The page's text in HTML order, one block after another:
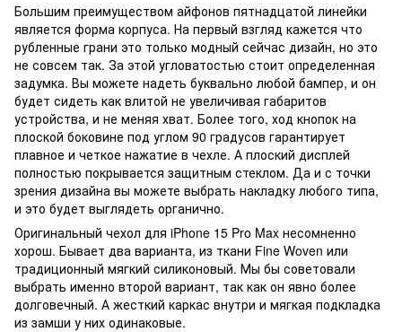
Большим преимуществом айфонов пятнадцатой линейки
является форма корпуса. На первый взгляд кажется что
рубленные грани это только модный сейчас дизайн, но это
не совсем так. За этой угловатостью стоит определенная
задумка. Вы можете надеть буквально любой бампер, и он
будет сидеть как влитой не увеличивая габаритов
устройства, и не меняя хват. Более того, ход кнопок на
плоской боковине под углом 90 градусов гарантирует
плавное и четкое нажатие в чехле. А плоский дисплей
полностью покрывается защитным стеклом. Да и с точки
зрения дизайна вы можете выбрать накладку любого типа,
и это будет выглядеть органично.
Оригинальный чехол для iPhone 15 Pro Max несомненно
хорош. Бывает два варианта, из ткани Fine Woven или
традиционный мягкий силиконовый. Мы бы советовали
выбрать именно второй вариант, так как он явно более
долговечный. А жесткий каркас внутри и мягкая подкладка
из замши у них одинаковые.